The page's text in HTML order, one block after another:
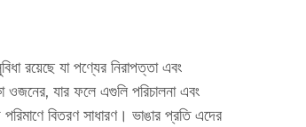
রয়েছে যা পণ্যের নিরাপত্তা এবং
ওজনের, যার ফলে এগুলি পরিচালনা এবং
বিতরণ সাধারণ। ভাঙার প্রতি এদের